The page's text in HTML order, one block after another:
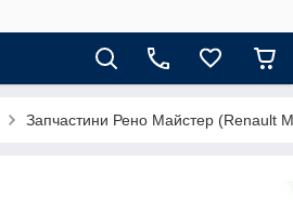
Запчастини Рено Майстер (Renault